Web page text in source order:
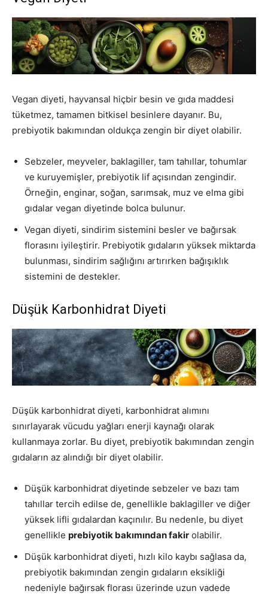
Vegan diyeti, hayvansal hiçbir besin ve gıda maddesi
tüketmez, tamamen bitkisel besinlere dayanır. Bu,
prebiyotik bakımından oldukça zengin bir diyet olabilir.
Sebzeler, meyveler, baklagiller, tam tahıllar, tohumlar
ve kuruyemişler, prebiyotik lif açısından zengindir.
Örneğin, enginar, soğan, sarımsak, muz ve elma gibi
gıdalar vegan diyetinde bolca bulunur.
Vegan diyeti, sindirim sistemini besler ve bağırsak
florasını iyileştirir. Prebiyotik gıdaların yüksek miktarda
bulunması, sindirim sağlığını artırırken bağışıklık
sistemini de destekler.
Düşük Karbonhidrat Diyeti
Düşük karbonhidrat diyeti, karbonhidrat alımını
sınırlayarak vücudu yağları enerji kaynağı olarak
kullanmaya zorlar. Bu diyet, prebiyotik bakımından zengin
gıdaların az alındığı bir diyet olabilir.
Düşük karbonhidrat diyetinde sebzeler ve bazı tam
tahıllar tercih edilse de, genellikle baklagiller ve diğer
yüksek lifli gıdalardan kaçınılır. Bu nedenle, bu diyet
genellikle prebiyotik bakımından fakir olabilir.
Düşük karbonhidrat diyeti, hızlı kilo kaybı sağlasa da,
prebiyotik bakımından zengin gıdaların eksikliği
nedeniyle bağırsak florası üzerinde uzun vadede